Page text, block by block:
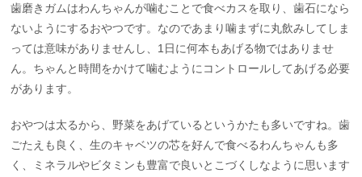
歯磨きガムはわんちゃんが噛むことで食べカスを取り、歯石になら
ないようにするおやつです。なのであまり噛まずに丸飲みしてしま
っては意味がありませんし、1日に何本もあげる物ではありませ
ん。ちゃんと時間をかけて噛むようにコントロールしてあげる必要
があります。
おやつは太るから、野菜をあげているというかたも多いですね。歯
ごたえも良く、生のキャベツの芯を好んで食べるわんちゃんも多
く、ミネラルやビタミンも豊富で良いとこづくしなように思います